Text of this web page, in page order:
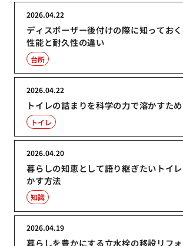
ディスポーザー後付けの際に知ってお
性能と耐久性の違い
2026.04.22
台所
トイレの詰まりを科学の力で溶かすた
2026.04.22
トイレ
暮らしの知恵として語り継ぎたいトイ
かす方法
2026.04.20
知識
暮らしを豊かにする立水栓の移設リフ
2026.04.19